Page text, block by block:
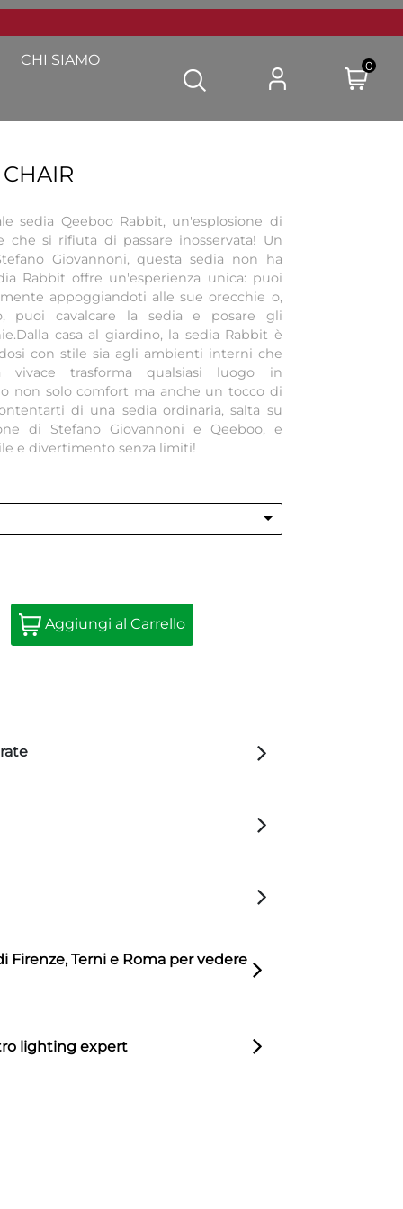
CHI SIAMO 0
sedia Qeeboo Rabbit, un'esplosione di
che si rifiuta di passare inosservata! Un
Giovannoni, questa sedia non ha
Rabbit offre un'esperienza unica: puoi
appoggiandoti alle sue orecchie o,
puoi cavalcare la sedia e posare gli
casa al giardino, la sedia Rabbit è
con stile sia agli ambienti interni che
vivace trasforma qualsiasi luogo in
non solo comfort ma anche un tocco di
di una sedia ordinaria, salta su
di Stefano Giovannoni e Qeeboo, e
e divertimento senza limiti!
Quantità
Aggiungi al Carrello
Firenze, Terni e Roma per vedere
lighting expert